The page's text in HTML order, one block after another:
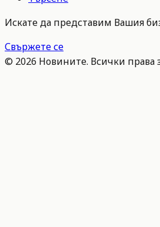
Искате да представим Вашия
Свържете се
© 2026 Новините. Всички права